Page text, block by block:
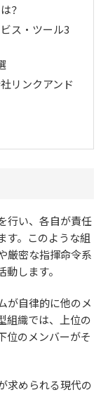
？
ス・ツール3
リンクアンド
行い、各自が責任
す。このような組
厳密な指揮命令系
します。
が自律的に他のメ
組織では、上位の
位のメンバーがそ
求められる現代の